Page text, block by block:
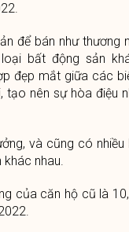
để bán như thương
bất động sản
đẹp mắt giữa các
nên sự hòa điệu
và cũng có
nhau.
của căn hộ cũ là